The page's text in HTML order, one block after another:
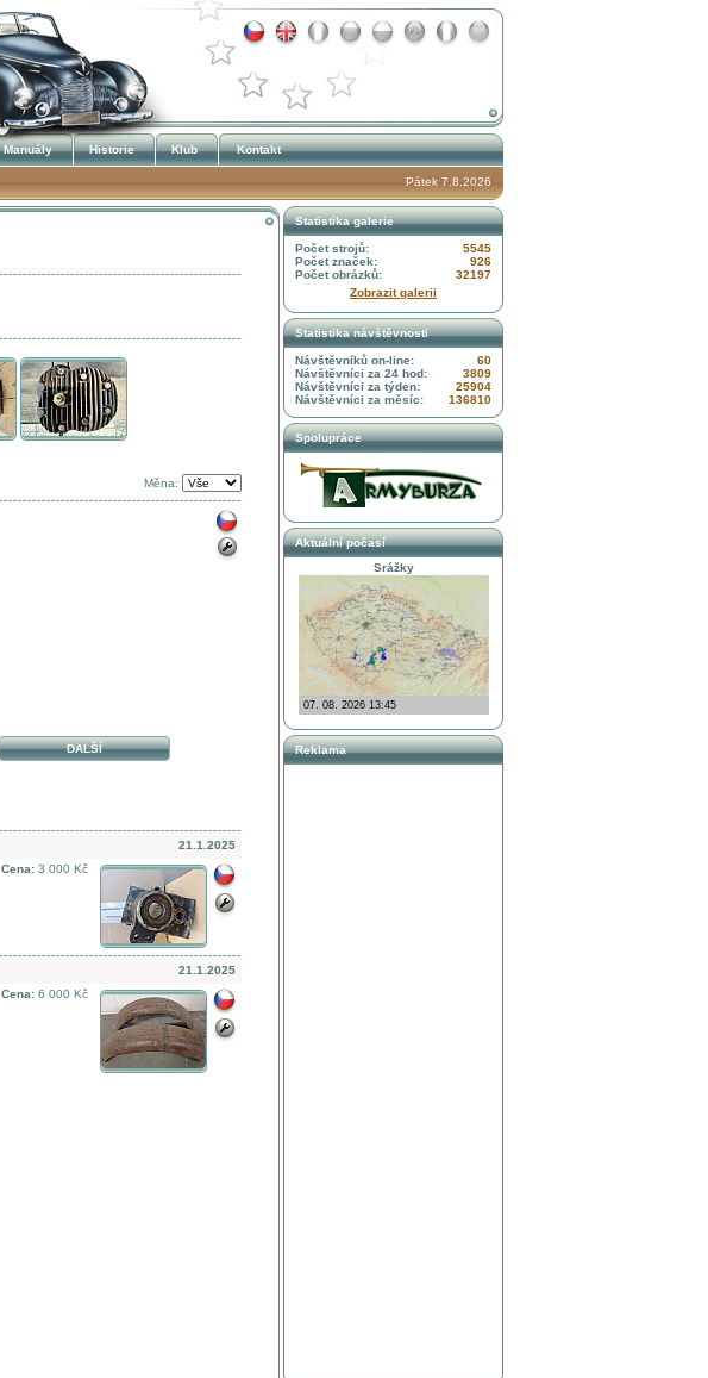
Měna:
DALŠÍ
21.1.2025
Cena: 3 000 Kč
21.1.2025
Cena: 6 000 Kč
Statistika galerie
5545
Počet strojů:
926
Počet značek:
32197
Počet obrázků:
Zobrazit galerii
Statistika návštěvnosti
60
Návštěvníků on-line:
3809
Návštěvníci za 24 hod:
25904
Návštěvníci za týden:
136810
Návštěvníci za měsíc:
Spolupráce
Aktuální počasí
Srážky
Reklama
Pátek 7.8.2026
Manuály Historie Klub Kontakt